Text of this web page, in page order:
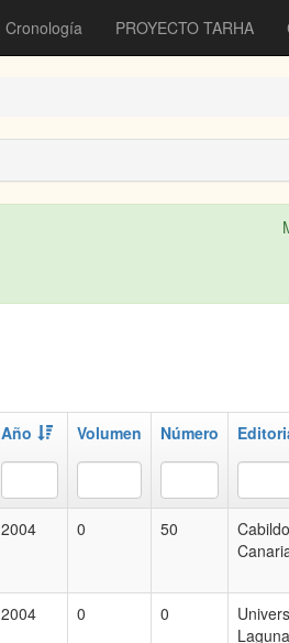
Cronología PROYECTO TARHA
Año Volumen Número
2004 0 50
2004 0 0
Laguna